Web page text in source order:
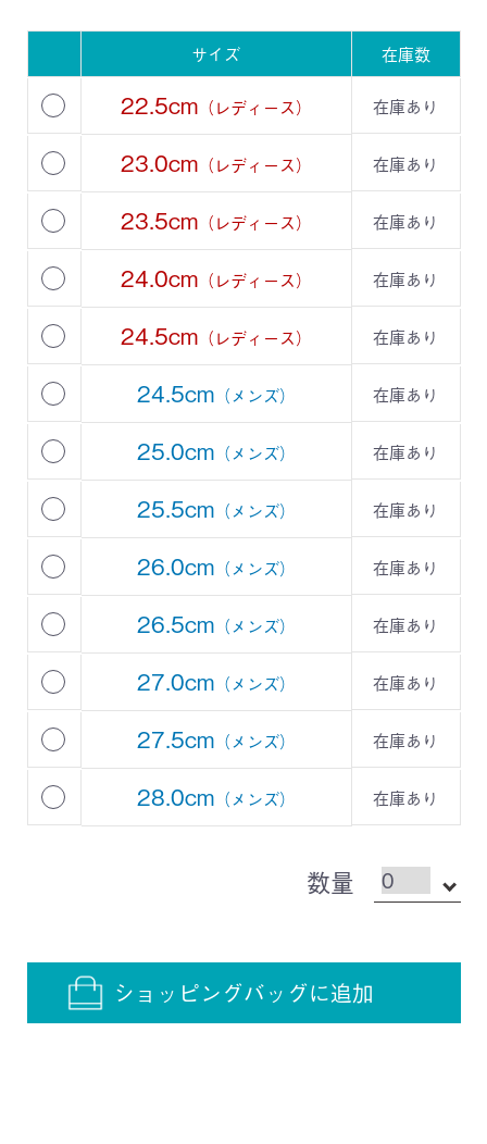
サイズ 在庫数
22.5cm（レディース） 在庫あり
23.0cm（レディース） 在庫あり
23.5cm（レディース） 在庫あり
24.0cm（レディース） 在庫あり
24.5cm（レディース） 在庫あり
24.5cm（メンズ） 在庫あり
25.0cm（メンズ） 在庫あり
25.5cm（メンズ） 在庫あり
26.0cm（メンズ） 在庫あり
26.5cm（メンズ） 在庫あり
27.0cm（メンズ） 在庫あり
27.5cm（メンズ） 在庫あり
28.0cm（メンズ） 在庫あり
数量
ショッピングバッグに追加